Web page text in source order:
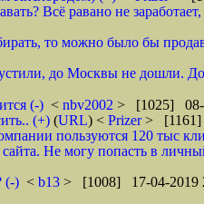
Всё равано не
то можно было бы
до Москвы не дошли.
(-) < nbv2002 > [1025] 08-
(+) (URL) < Prizer> [1161]
пользуются 120 тыс
Не могу попасть в
(-) < b13 > [1008] 17-04-2019